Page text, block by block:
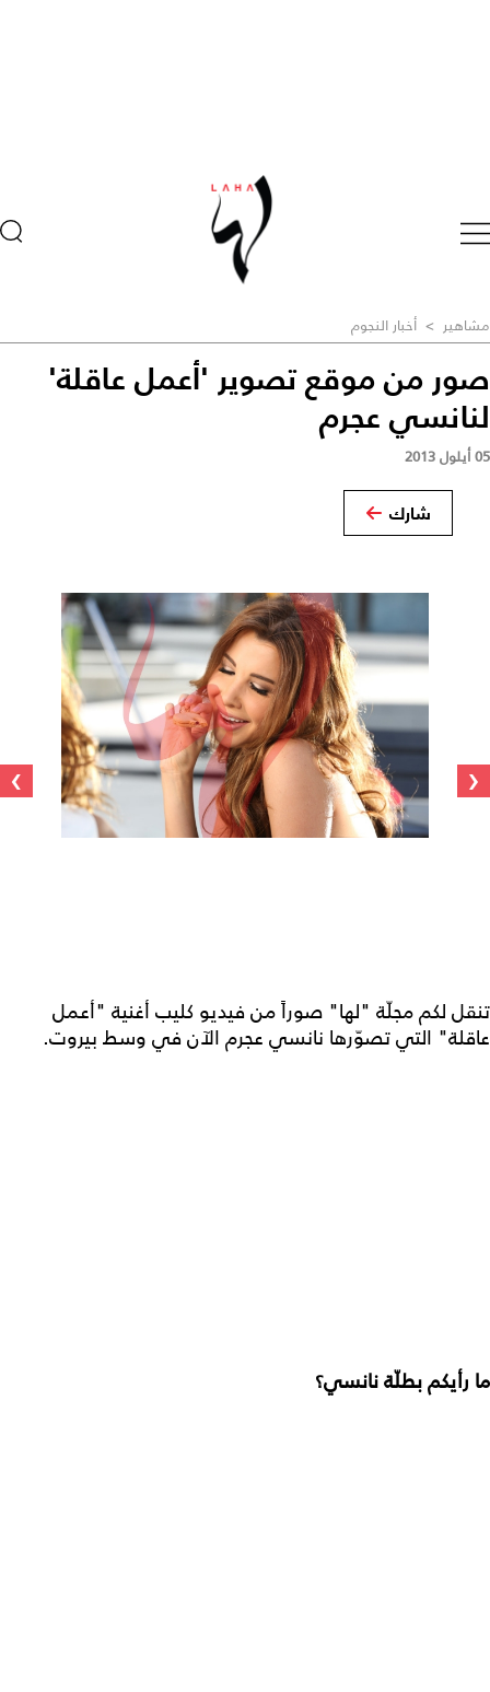
مشاهير > أخبار النجوم
صور من موقع تصوير 'أعمل عاقلة'
لنانسي عجرم
05 أيلول 2013
شارك
‹
›
تنقل لكم مجلّة "لها" صوراً من فيديو كليب أغنية "أعمل
عاقلة" التي تصوّرها نانسي عجرم الآن في وسط بيروت.
ما رأيكم بطلّة نانسي؟